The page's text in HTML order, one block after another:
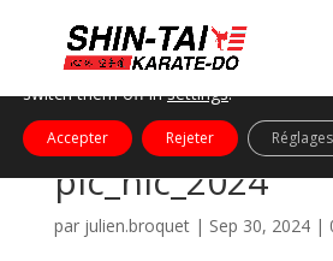
pic_nic_2024
par julien.broquet| Sep 30, 2024|
Nous utilisons des cookies pour vous
expérience sur notre site.
You can find out more about which
switch them off insettings.
Accepter Rejeter Réglages